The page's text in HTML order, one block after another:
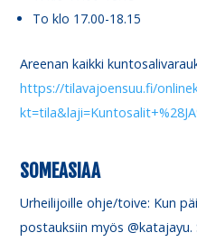
To klo 17.00-18.15
Areenan kaikki
https://tilavajoensuu.fi/
SOMEASIAA
Urheilijoille ohje/toive: Kun
postauksiin myös